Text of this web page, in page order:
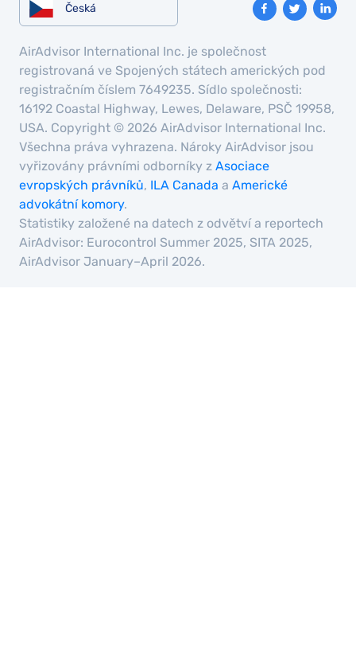
Česká
AirAdvisor International Inc. je společnost
registrovaná ve Spojených státech amerických pod
registračním číslem 7649235. Sídlo společnosti:
16192 Coastal Highway, Lewes, Delaware, PSČ 19958,
USA. Copyright © 2026 AirAdvisor International Inc.
Všechna práva vyhrazena. Nároky AirAdvisor jsou
vyřizovány právními odborníky z Asociace
evropských právníků, ILA Canada a Americké
advokátní komory.
Statistiky založené na datech z odvětví a reportech
AirAdvisor: Eurocontrol Summer 2025, SITA 2025,
AirAdvisor January–April 2026.